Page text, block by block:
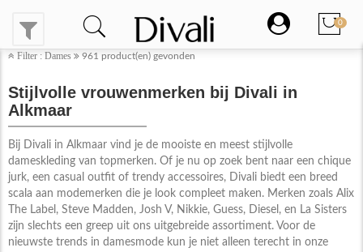
0
Filter : Dames 961 product(en) gevonden
Stijlvolle vrouwenmerken bij Divali in
Alkmaar
Bij Divali in Alkmaar vind je de mooiste en meest stijlvolle
dameskleding van topmerken. Of je nu op zoek bent naar een chique
jurk, een casual outfit of trendy accessoires, Divali biedt een breed
scala aan modemerken die je look compleet maken. Merken zoals Alix
The Label, Steve Madden, Josh V, Nikkie, Guess, Diesel, en La Sisters
zijn slechts een greep uit ons uitgebreide assortiment. Voor de
nieuwste trends in damesmode kun je niet alleen terecht in onze